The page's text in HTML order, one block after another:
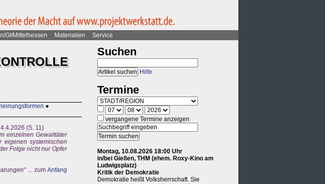
GI/Mittelhessen Materialien
Service
●
(S. 11)
einzelnen Gewalttäter
systemischen
Folge nicht nur Opfer
... zum Anfang
Suchen
Hilfe
Termine
vergangene Termine anzeigen
Montag, 10.08.2026 18:00 Uhr
in/bei Gießen, THM (ehem. Roxy-Kino am
Ludwigsplatz)
Kritik der Demokratie
Demokratie heißt Volksherrschaft. Sie